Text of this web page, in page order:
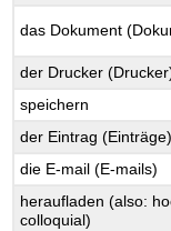
das Dokument
der Drucker
speichern
der Eintrag (Einträge)
die E-mail (E-mails)
heraufladen (also:
colloquial)